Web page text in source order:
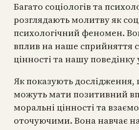
Багато соціологів та
розглядають молитву як
психологічний феномен.
вплив на наше сприйняття
цінності та нашу поведінку
Як показують дослідження,
можуть мати позитивний
моральні цінності та
оточуючими. Вона навчає